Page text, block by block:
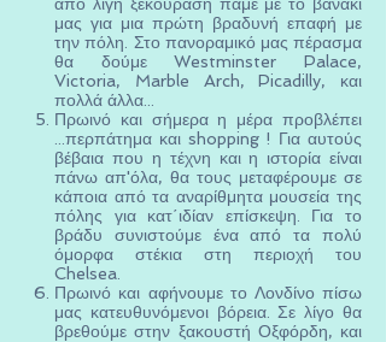
απο λίγη ξεκούραση πάμε με το βανάκι
μας για μια πρώτη βραδυνή επαφή με
την πόλη. Στο πανοραμικό μας πέρασμα
θα δούμε Westminster Palace,
Victoria, Marble Arch, Picadilly, και
πολλά άλλα...
Πρωινό και σήμερα η μέρα προβλέπει
...περπάτημα και shopping ! Για αυτούς
βέβαια που η τέχνη και η ιστορία είναι
πάνω απ'όλα, θα τους μεταφέρουμε σε
κάποια από τα αναρίθμητα μουσεία της
πόλης για κατ΄ιδίαν επίσκεψη. Για το
βράδυ συνιστούμε ένα από τα πολύ
όμορφα στέκια στη περιοχή του
Chelsea.
Πρωινό και αφήνουμε το Λονδίνο πίσω
μας κατευθυνόμενοι βόρεια. Σε λίγο θα
βρεθούμε στην ξακουστή Οξφόρδη, και